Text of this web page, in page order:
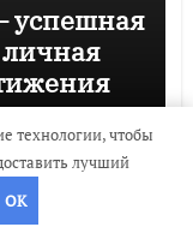
успешная
технологии, чтобы
лучший
OK